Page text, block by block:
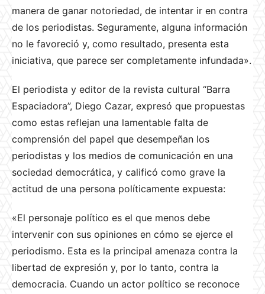
manera de ganar notoriedad, de intentar ir en contra
de los periodistas. Seguramente, alguna información
no le favoreció y, como resultado, presenta esta
iniciativa, que parece ser completamente infundada».
El periodista y editor de la revista cultural “Barra
Espaciadora”, Diego Cazar, expresó que propuestas
como estas reflejan una lamentable falta de
comprensión del papel que desempeñan los
periodistas y los medios de comunicación en una
sociedad democrática, y calificó como grave la
actitud de una persona políticamente expuesta:
«El personaje político es el que menos debe
intervenir con sus opiniones en cómo se ejerce el
periodismo. Esta es la principal amenaza contra la
libertad de expresión y, por lo tanto, contra la
democracia. Cuando un actor político se reconoce